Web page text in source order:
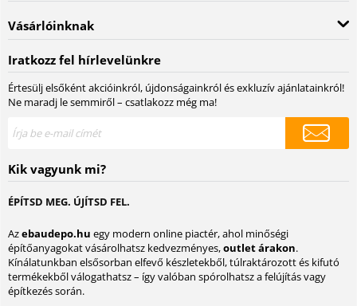
Vásárlóinknak
Iratkozz fel hírlevelünkre
Értesülj elsőként akcióinkról, újdonságainkról és exkluzív ajánlatainkról!
Ne maradj le semmiről – csatlakozz még ma!
Kik vagyunk mi?
ÉPÍTSD MEG. ÚJÍTSD FEL.
Azebaudepo.hu egy modern online piactér, ahol minőségi
építőanyagokat vásárolhatsz kedvezményes,outlet árakon.
Kínálatunkban elsősorban elfevő készletekből, túlraktározott és kifutó
termékekből válogathatsz – így valóban spórolhatsz a felújítás vagy
építkezés során.